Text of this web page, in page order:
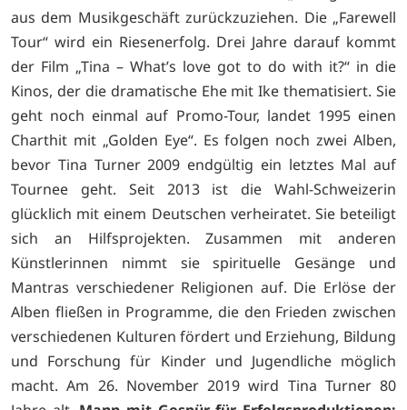
aus dem Musikgeschäft zurückzuziehen. Die „Farewell
Tour“ wird ein Riesenerfolg. Drei Jahre darauf kommt
der Film „Tina – What’s love got to do with it?“ in die
Kinos, der die dramatische Ehe mit Ike thematisiert. Sie
geht noch einmal auf Promo-Tour, landet 1995 einen
Charthit mit „Golden Eye“. Es folgen noch zwei Alben,
bevor Tina Turner 2009 endgültig ein letztes Mal auf
Tournee geht. Seit 2013 ist die Wahl-Schweizerin
glücklich mit einem Deutschen verheiratet. Sie beteiligt
sich an Hilfsprojekten. Zusammen mit anderen
Künstlerinnen nimmt sie spirituelle Gesänge und
Mantras verschiedener Religionen auf. Die Erlöse der
Alben fließen in Programme, die den Frieden zwischen
verschiedenen Kulturen fördert und Erziehung, Bildung
und Forschung für Kinder und Jugendliche möglich
macht. Am 26. November 2019 wird Tina Turner 80